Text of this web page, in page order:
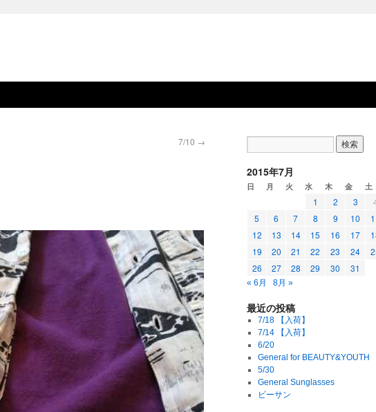
7/10 →
2015年7月
日 月 火 水 木 金 土
1 2 3
5
6 7 8 9 10
12
13 14 15 16 17
19
20 21 22 23 24
26
27 28 29 30 31
« 6月 8月 »
最近の投稿
7/18 【入荷】
7/14 【入荷】
6/20
General for BEAUTY&YOUTH
5/30
General Sunglasses
ビーサン